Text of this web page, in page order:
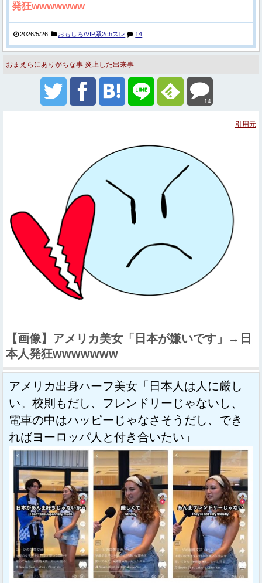
発狂wwwwwww
2026/5/26 おもしろ/VIP系2chスレ 14
おまえらにありがちな事 炎上した出来事
14
引用元
【画像】アメリカ美女「日本が嫌いです」→日
本人発狂wwwwwww
アメリカ出身ハーフ美女「日本人は人に厳し
い。校則もだし、フレンドリーじゃないし、
電車の中はハッピーじゃなさそうだし、でき
ればヨーロッパ人と付き合いたい」